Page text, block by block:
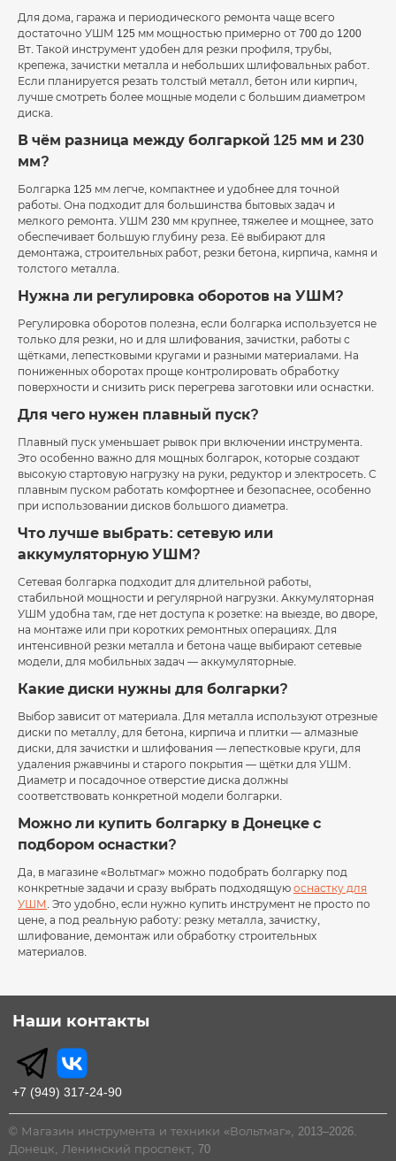
Для дома, гаража и периодического ремонта чаще всего
достаточно УШМ 125 мм мощностью примерно от 700 до 1200
Вт. Такой инструмент удобен для резки профиля, трубы,
крепежа, зачистки металла и небольших шлифовальных работ.
Если планируется резать толстый металл, бетон или кирпич,
лучше смотреть более мощные модели с большим диаметром
диска.
В чём разница между болгаркой 125 мм и 230
мм?
Болгарка 125 мм легче, компактнее и удобнее для точной
работы. Она подходит для большинства бытовых задач и
мелкого ремонта. УШМ 230 мм крупнее, тяжелее и мощнее, зато
обеспечивает большую глубину реза. Её выбирают для
демонтажа, строительных работ, резки бетона, кирпича, камня и
толстого металла.
Нужна ли регулировка оборотов на УШМ?
Регулировка оборотов полезна, если болгарка используется не
только для резки, но и для шлифования, зачистки, работы с
щётками, лепестковыми кругами и разными материалами. На
пониженных оборотах проще контролировать обработку
поверхности и снизить риск перегрева заготовки или оснастки.
Для чего нужен плавный пуск?
Плавный пуск уменьшает рывок при включении инструмента.
Это особенно важно для мощных болгарок, которые создают
высокую стартовую нагрузку на руки, редуктор и электросеть. С
плавным пуском работать комфортнее и безопаснее, особенно
при использовании дисков большого диаметра.
Что лучше выбрать: сетевую или
аккумуляторную УШМ?
Сетевая болгарка подходит для длительной работы,
стабильной мощности и регулярной нагрузки. Аккумуляторная
УШМ удобна там, где нет доступа к розетке: на выезде, во дворе,
на монтаже или при коротких ремонтных операциях. Для
интенсивной резки металла и бетона чаще выбирают сетевые
модели, для мобильных задач — аккумуляторные.
Какие диски нужны для болгарки?
Выбор зависит от материала. Для металла используют отрезные
диски по металлу, для бетона, кирпича и плитки — алмазные
диски, для зачистки и шлифования — лепестковые круги, для
удаления ржавчины и старого покрытия — щётки для УШМ.
Диаметр и посадочное отверстие диска должны
соответствовать конкретной модели болгарки.
Можно ли купить болгарку в Донецке с
подбором оснастки?
Да, в магазине «Вольтмаг» можно подобрать болгарку под
конкретные задачи и сразу выбрать подходящую оснастку для
УШМ . Это удобно, если нужно купить инструмент не просто по
цене, а под реальную работу: резку металла, зачистку,
шлифование, демонтаж или обработку строительных
материалов.
Наши контакты
+7 (949) 317-24-90
© Магазин инструмента и техники «Вольтмаг», 2013–2026.
Донецк, Ленинский проспект, 70